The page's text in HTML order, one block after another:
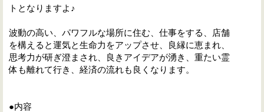
トとなりますよ♪
波動の高い、パワフルな場所に住む、仕事をする、店舗
を構えると運気と生命力をアップさせ、良縁に恵まれ、
思考力が研ぎ澄まされ、良きアイデアが湧き、重たい霊
体も離れて行き、経済の流れも良くなります。
●内容